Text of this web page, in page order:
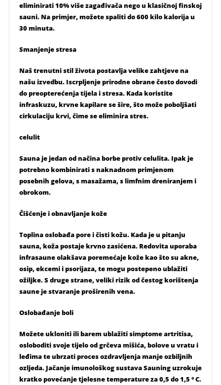
eliminirati 10% više zagađivača nego u klasičnoj finskoj
sauni. Na primjer, možete spaliti do 600 kilo kalorija u
30 minuta.
Smanjenje stresa
Naš trenutni stil života postavlja velike zahtjeve na
našu izvedbu. Iscrpljenje prirodne obrane često dovodi
do preopterećenja tijela i stresa. Kada koristite
infraskuzu, krvne kapilare se šire, što može poboljšati
cirkulaciju krvi, čime se eliminira stres.
celulit
Sauna je jedan od načina borbe protiv celulita. Ipak je
potrebno kombinirati s naknadnom primjenom
posebnih gelova, s masažama, s limfnim dreniranjem i
obrokom.
Čišćenje i obnavljanje kože
Toplina oslobađa pore i čisti kožu. Kada je u pitanju
sauna, koža postaje krvno zasićena. Redovita uporaba
infrasaune olakšava poremećaje kože kao što su akne,
osip, ekcemi i psorijaza, te mogu postepeno ublažiti
ožiljke. S druge strane, veliki rizik od čestog korištenja
saune je stvaranje proširenih vena.
Oslobađanje boli
Možete ukloniti ili barem ublažiti simptome artritisa,
osloboditi svoje tijelo od grčeva mišića, bolove u vratu i
leđima te ubrzati proces ozdravljenja manje ozbiljnih
ozljeda. Jačanje imunološkog sustava Sauning uzrokuje
kratko povećanje tjelesne temperature za 0,5 do 1,5 ° C.